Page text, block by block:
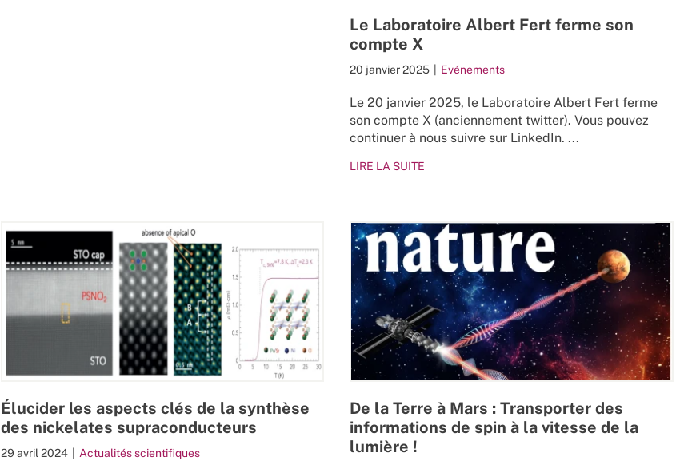
Le Laboratoire Albert Fert ferme son
compte X
20 janvier 2025 Evénements
Le 20 janvier 2025, le Laboratoire Albert Fert ferme
son compte X (anciennement twitter). Vous pouvez
continuer à nous suivre sur LinkedIn. ...
LIRE LA SUITE
Élucider les aspects clés de la synthèse
des nickelates supraconducteurs
29 avril 2024 Actualités scientifiques
De la Terre à Mars : Transporter des
informations de spin à la vitesse de la
lumière !